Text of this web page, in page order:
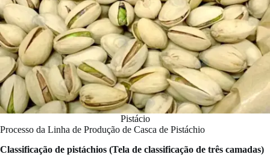
Pistácio
Processo da Linha de Produção de Casca de Pistáchio
Classificação de pistáchios (Tela de classificação de três camadas)